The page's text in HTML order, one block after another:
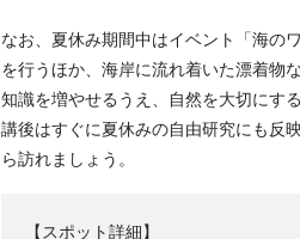
なお、夏休み期間中はイベント「海の
を行うほか、海岸に流れ着いた漂着物
知識を増やせるうえ、自然を大切にす
講後はすぐに夏休みの自由研究にも反
ら訪れましょう。
【スポット詳細】